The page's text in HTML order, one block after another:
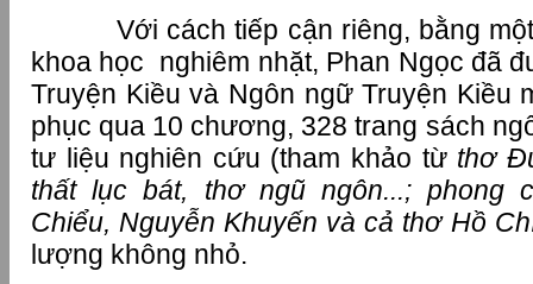
Với cách tiếp cận riêng, bằng một
khoa học nghiêm nhặt, Phan Ngọc đã
Truyện Kiều và Ngôn ngữ Truyện Kiều
phục qua 10 chương, 328 trang sách
tư liệu nghiên cứu (tham khảo từ thơ
thất lục bát, thơ ngũ ngôn...; phong
Chiểu, Nguyễn Khuyến và cả thơ Hồ
lượng không nhỏ.